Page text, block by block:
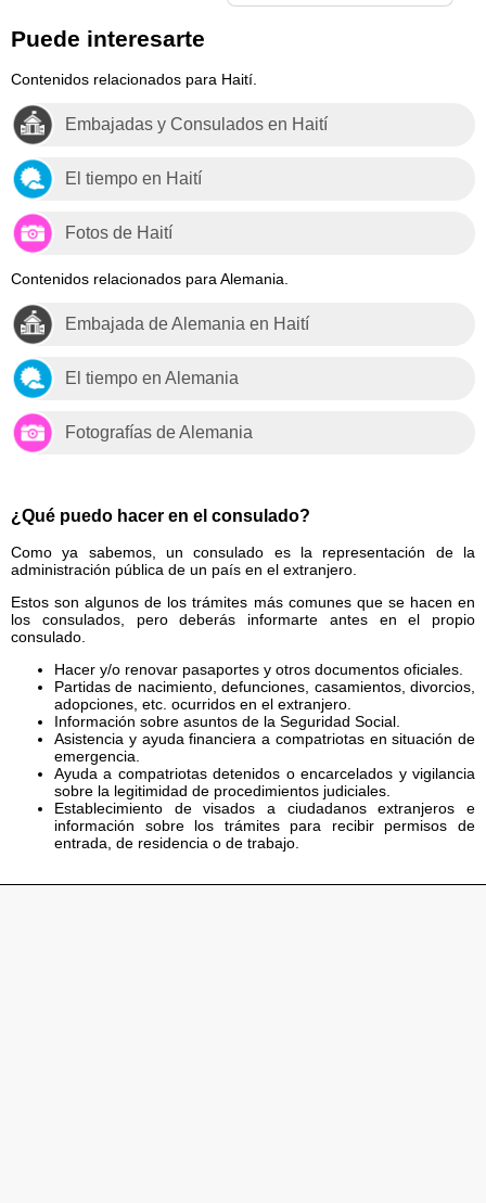
Puede interesarte
Contenidos relacionados para Haití.
Embajadas y Consulados en Haití
El tiempo en Haití
Fotos de Haití
Contenidos relacionados para Alemania.
Embajada de Alemania en Haití
El tiempo en Alemania
Fotografías de Alemania
¿Qué puedo hacer en el consulado?
Como ya sabemos, un consulado es la representación de la
administración pública de un país en el extranjero.
Estos son algunos de los trámites más comunes que se hacen en
los consulados, pero deberás informarte antes en el propio
consulado.
Hacer y/o renovar pasaportes y otros documentos oficiales.
Partidas de nacimiento, defunciones, casamientos, divorcios,
adopciones, etc. ocurridos en el extranjero.
Información sobre asuntos de la Seguridad Social.
Asistencia y ayuda financiera a compatriotas en situación de
emergencia.
Ayuda a compatriotas detenidos o encarcelados y vigilancia
sobre la legitimidad de procedimientos judiciales.
Establecimiento de visados a ciudadanos extranjeros e
información sobre los trámites para recibir permisos de
entrada, de residencia o de trabajo.